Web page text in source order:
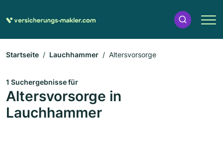
Startseite Lauchhammer Altersvorsorge
1 Suchergebnisse für
Altersvorsorge in
Lauchhammer